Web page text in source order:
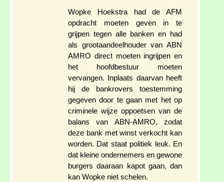
Wopke Hoekstra had de AFM
opdracht moeten geven in te
grijpen tegen alle banken en had
als grootaandeelhouder van ABN
AMRO direct moeten ingrijpen en
het hoofdbestuur moeten
vervangen. Inplaats daarvan heeft
hij de bankrovers toestemming
gegeven door te gaan met het op
criminele wijze oppoetsen van de
balans van ABN-AMRO, zodat
deze bank met winst verkocht kan
worden. Dat staat politiek leuk. En
dat kleine ondernemers en gewone
burgers daaraan kapot gaan, dan
kan Wopke niet schelen.